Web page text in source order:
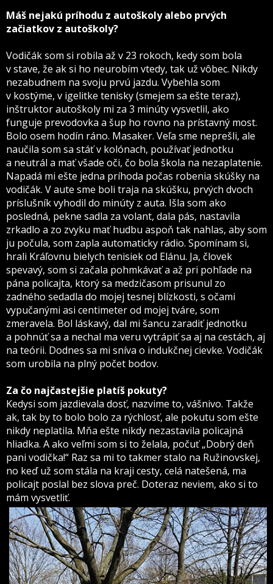
Máš nejakú príhodu z autoškoly alebo prvých
začiatkov z autoškoly?
Vodičák som si robila až v 23 rokoch, kedy som bola
v stave, že ak si ho neurobím vtedy, tak už vôbec. Nikdy
nezabudnem na svoju prvú jazdu. Vybehla som
v kostýme, v igelitke tenisky (smejem sa ešte teraz),
inštruktor autoškoly mi za 3 minúty vysvetlil, ako
funguje prevodovka a šup ho rovno na prístavný most.
Bolo osem hodín ráno. Masaker. Veľa sme neprešli, ale
naučila som sa stáť v kolónach, používať jednotku
a neutrál a mať všade oči, čo bola škola na nezaplatenie.
Napadá mi ešte jedna príhoda počas robenia skúšky na
vodičák. V aute sme boli traja na skúšku, prvých dvoch
príslušník vyhodil do minúty z auta. Išla som ako
posledná, pekne sadla za volant, dala pás, nastavila
zrkadlo a zo zvyku mať hudbu aspoň tak nahlas, aby som
ju počula, som zapla automaticky rádio. Spomínam si,
hrali Kráľovnu bielych tenisiek od Elánu. Ja, človek
spevavý, som si začala pohmkávať a až pri pohľade na
pána policajta, ktorý sa medzičasom prisunul zo
zadného sedadla do mojej tesnej blízkosti, s očami
vypučanými asi centimeter od mojej tváre, som
zmeravela. Bol láskavý, dal mi šancu zaradiť jednotku
a pohnúť sa a nechal ma veru vytrápiť sa aj na cestách, aj
na teórii. Dodnes sa mi sníva o indukčnej cievke. Vodičák
som urobila na plný počet bodov.
Za čo najčastejšie platíš pokuty?
Kedysi som jazdievala dosť, nazvime to, vášnivo. Takže
ak, tak by to bolo bolo za rýchlosť, ale pokutu som ešte
nikdy neplatila. Mňa ešte nikdy nezastavila policajná
hliadka. A ako veľmi som si to želala, počuť „Dobrý deň
pani vodička!“ Raz sa mi to takmer stalo na Ružinovskej,
no keď už som stála na kraji cesty, celá natešená, ma
policajt poslal bez slova preč. Doteraz neviem, ako si to
mám vysvetliť.